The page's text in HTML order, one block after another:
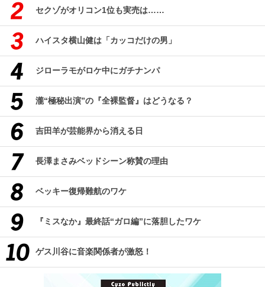
セクゾがオリコン1位も実売は……
ハイスタ横山健は「カッコだけの男」
ジローラモがロケ中にガチナンパ
瀧“極秘出演”の『全裸監督』はどうなる？
吉田羊が芸能界から消える日
長澤まさみベッドシーン称賛の理由
ベッキー復帰難航のワケ
『ミスなか』最終話“ガロ編”に落胆したワケ
ゲス川谷に音楽関係者が激怒！